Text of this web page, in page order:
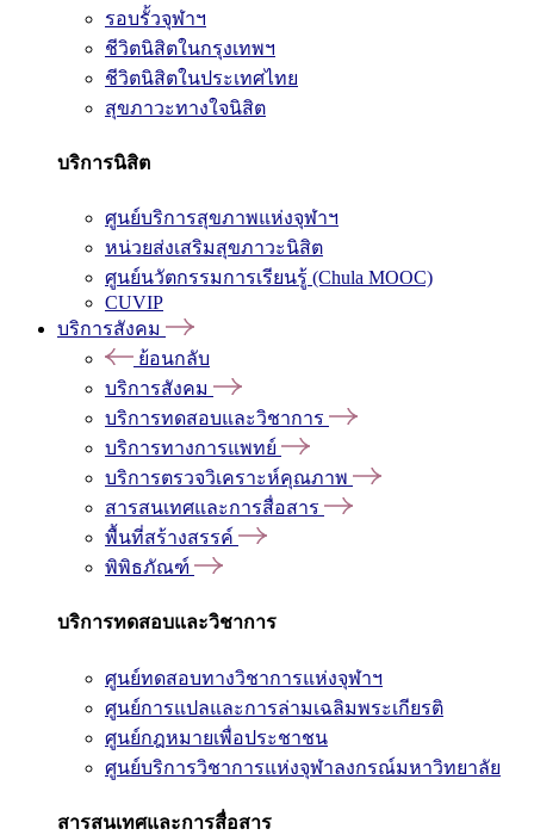
รอบรั้วจุฬาฯ
ชีวิตนิสิตในกรุงเทพฯ
ชีวิตนิสิตในประเทศไทย
สุขภาวะทางใจนิสิต
บริการนิสิต
ศูนย์บริการสุขภาพแห่งจุฬาฯ
หน่วยส่งเสริมสุขภาวะนิสิต
ศูนย์นวัตกรรมการเรียนรู้ (Chula MOOC)
CUVIP
บริการสังคม
ย้อนกลับ
บริการสังคม
บริการทดสอบและวิชาการ
บริการทางการแพทย์
บริการตรวจวิเคราะห์คุณภาพ
สารสนเทศและการสื่อสาร
พื้นที่สร้างสรรค์
พิพิธภัณฑ์
บริการทดสอบและวิชาการ
ศูนย์ทดสอบทางวิชาการแห่งจุฬาฯ
ศูนย์การแปลและการล่ามเฉลิมพระเกียรติ
ศูนย์กฎหมายเพื่อประชาชน
ศูนย์บริการวิชาการแห่งจุฬาลงกรณ์มหาวิทยาลัย
สารสนเทศและการสื่อสาร